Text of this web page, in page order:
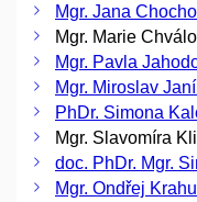
Mgr. Jana
Mgr. Marie
Mgr. Pavla
Mgr. Miroslav
PhDr. Simona
Mgr. Slavomíra
doc. PhDr. Mgr.
Mgr. Ondřej